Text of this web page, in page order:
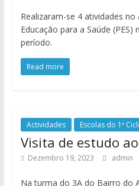
Realizaram-se 4 atividades
Educação para a Saúde (PES)
período.
Read more
Actividades Escolas do 1º
Visita de estudo
Dezembro 19, 2023 admin
Na turma do 3A do Bairro do